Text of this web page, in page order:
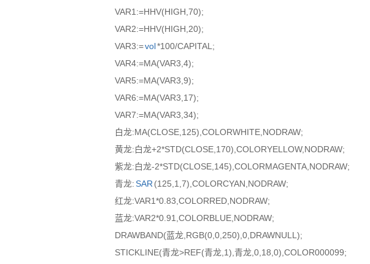
VAR1:=HHV(HIGH,70);
VAR2:=HHV(HIGH,20);
VAR3:=vol*100/CAPITAL;
VAR4:=MA(VAR3,4);
VAR5:=MA(VAR3,9);
VAR6:=MA(VAR3,17);
VAR7:=MA(VAR3,34);
白龙:MA(CLOSE,125),COLORWHITE,NODRAW;
黄龙:白龙+2*STD(CLOSE,170),COLORYELLOW,NODRAW;
紫龙:白龙-2*STD(CLOSE,145),COLORMAGENTA,NODRAW;
青龙:SAR (125,1,7),COLORCYAN,NODRAW;
红龙:VAR1*0.83,COLORRED,NODRAW;
蓝龙:VAR2*0.91,COLORBLUE,NODRAW;
DRAWBAND(蓝龙,RGB(0,0,250),0,DRAWNULL);
STICKLINE(青龙>REF(青龙,1),青龙,0,18,0),COLOR000099;